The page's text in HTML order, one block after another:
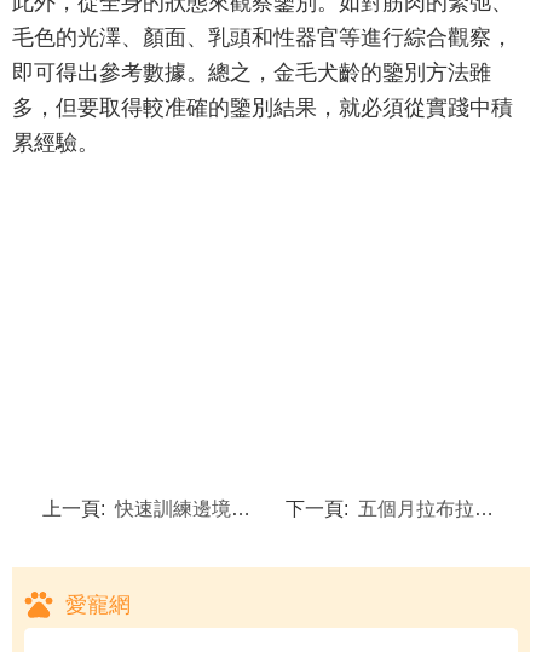
毛色的光澤、顏面、乳頭和性器官等進行綜合觀察，
即可得出參考數據。總之，金毛犬齡的鑒別方法雖
多，但要取得較准確的鑒別結果，就必須從實踐中積
累經驗。
上一頁: 快速訓練邊境牧羊犬裝死 下一頁: 五個月拉布拉多自制狗糧配方
愛寵網